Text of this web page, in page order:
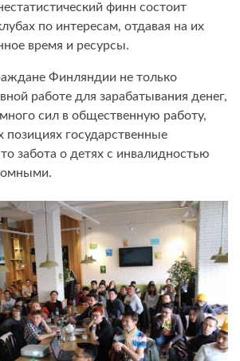
финн состоит
по интересам, отдавая на их
время и ресурсы.
Финляндии не только
работе для зарабатывания денег,
сил в общественную работу,
позициях государственные
забота о детях с инвалидностью